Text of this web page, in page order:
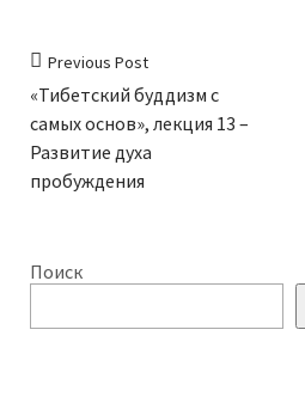
Previous Post
«Тибетский буддизм с
самых основ», лекция 13 –
Развитие духа
пробуждения
Поиск